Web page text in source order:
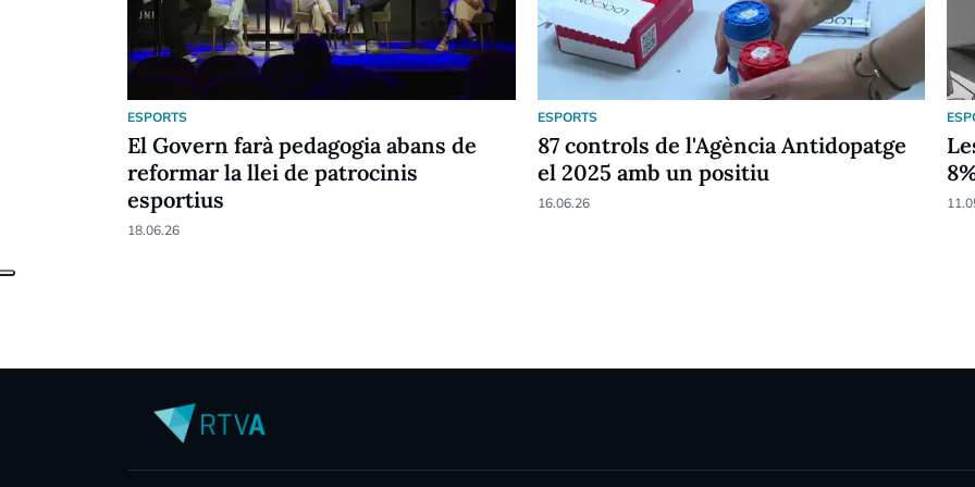
ESPORTS
El Govern farà pedagogia abans de
reformar la llei de patrocinis
esportius
18.06.26
ESPORTS
87 controls de l'Agència Antidopatge
el 2025 amb un positiu
16.06.26